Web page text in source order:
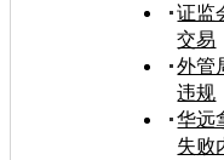
证监
交易
外管
违规
华远
失败